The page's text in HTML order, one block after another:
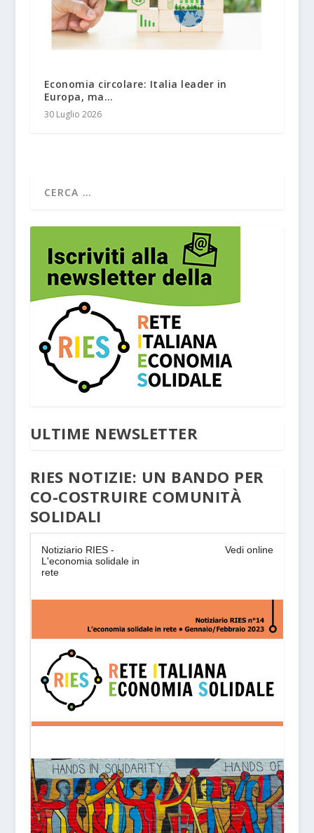
Economia circolare: Italia leader in
Europa, ma…
30 Luglio 2026
ULTIME NEWSLETTER
RIES NOTIZIE: UN BANDO PER
CO-COSTRUIRE COMUNITÀ
SOLIDALI